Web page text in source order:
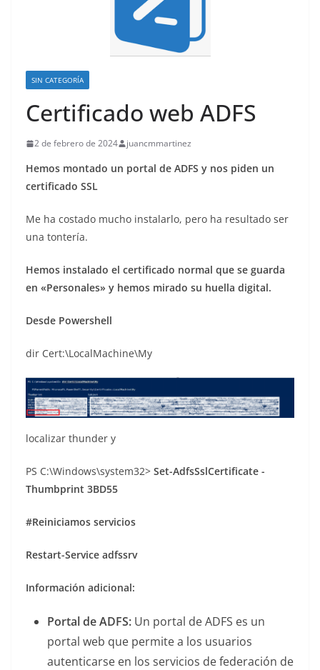
SIN CATEGORÍA
Certificado web ADFS
2 de febrero de 2024 juancmmartinez
Hemos montado un portal de ADFS y nos piden un
certificado SSL
Me ha costado mucho instalarlo, pero ha resultado ser
una tontería.
Hemos instalado el certificado normal que se guarda
en «Personales» y hemos mirado su huella digital.
Desde Powershell
dir Cert:\LocalMachine\My
localizar thunder y
PS C:\Windows\system32> Set-AdfsSslCertificate -
Thumbprint 3BD55
#Reiniciamos servicios
Restart-Service adfssrv
Información adicional:
Portal de ADFS: Un portal de ADFS es un
portal web que permite a los usuarios
autenticarse en los servicios de federación de